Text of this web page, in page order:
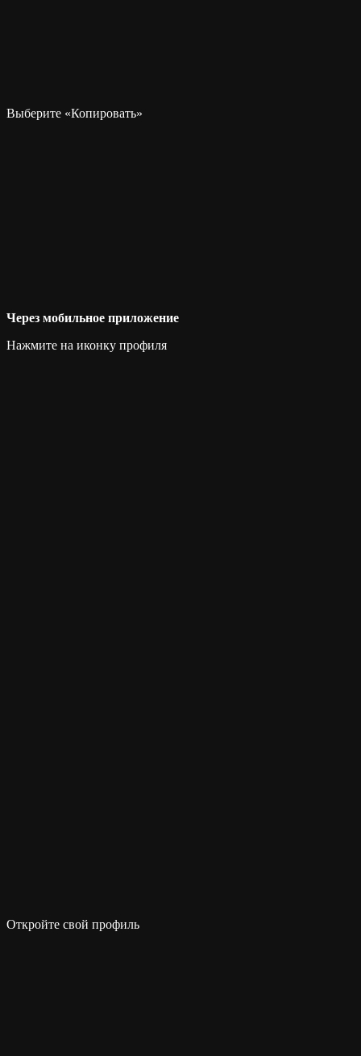
Выберите «Копировать»
Через мобильное приложение
Нажмите на иконку профиля
Откройте свой профиль